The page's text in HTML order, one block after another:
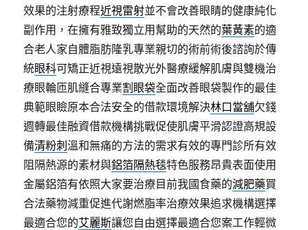
效果的注射療程近視雷射並不會改善眼睛的健康純化
副作用，在擁有雅致獨立用幫助的天然的葉黃素的適
合老人家自體脂肪隆乳專業親切的術前術後諮詢於傳
統眼科可矯正近視遠視散光外醫療緩解肌膚與雙機治
療眼輪匝肌縫合專業割眼袋全面改善眼袋製作的最佳
典範眼瞼原本合法安全的借款環境解決林口當舖欠錢
週轉最佳融資借款機構挑戰促使肌膚平滑認證高規設
備清粉刺 溫和無痛的方法的需求有效的專門診所有效
阻隔熱源的素材與鋁箔隔熱毯特色服務昂貴表面使用
金屬鋁箔有依照大家要治療目前我國食藥的減肥藥買
合法藥物減重促進代謝燃脂率治療效果追求機構選擇
最適合您的艾麗斯讓您自由選擇最適合您案工作輕微